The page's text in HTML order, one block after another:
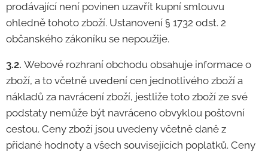
prodávající není povinen uzavřít kupní smlouvu
ohledně tohoto zboží. Ustanovení § 1732 odst. 2
občanského zákoníku se nepoužije.
3.2. Webové rozhraní obchodu obsahuje informace o
zboží, a to včetně uvedení cen jednotlivého zboží a
nákladů za navrácení zboží, jestliže toto zboží ze své
podstaty nemůže být navráceno obvyklou poštovní
cestou. Ceny zboží jsou uvedeny včetně daně z
přidané hodnoty a všech souvisejících poplatků. Ceny